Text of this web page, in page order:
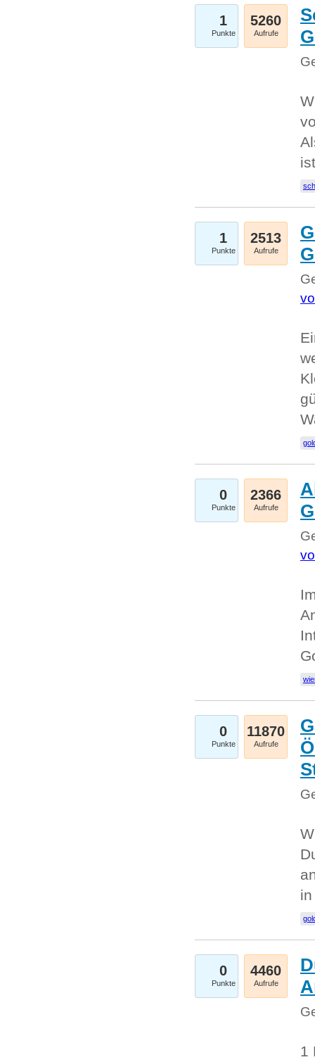
1
Punkte
5260
Aufrufe
1
Punkte
2513
Aufrufe
0
Punkte
2366
Aufrufe
0
Punkte
11870
Aufrufe
0
Punkte
4460
Aufrufe
1